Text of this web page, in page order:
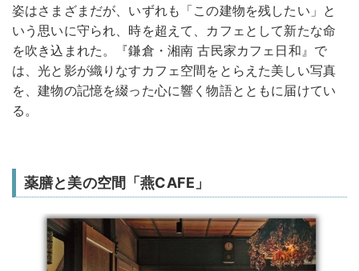
姿はさまざまだが、いずれも「この建物を残したい」と
いう思いに守られ、時を超えて、カフェとして新たな命
を吹き込まれた。『鎌倉・湘南 古民家カフェ日和』で
は、光と影が織りなすカフェ空間をとらえた美しい写真
を、建物の記憶を綴った心に響く物語とともに届けてい
る。
薬膳と美の空間「燕CAFE」